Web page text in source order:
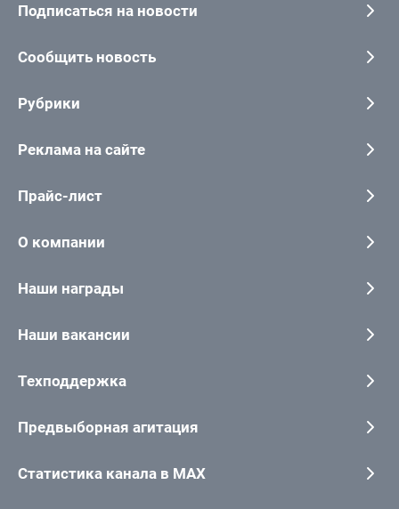
Подписаться на новости
Сообщить новость
Рубрики
Реклама на сайте
Прайс-лист
О компании
Наши награды
Наши вакансии
Техподдержка
Предвыборная агитация
Статистика канала в MAX